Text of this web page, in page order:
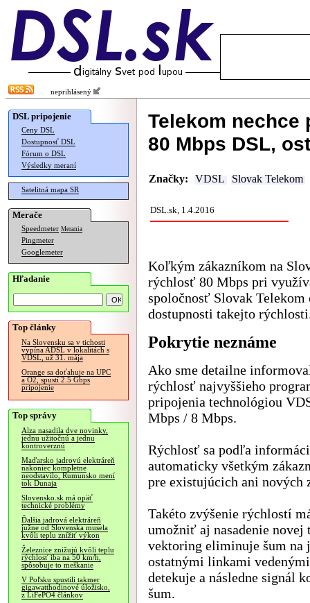
neprihlásený
DSL pripojenie
Ceny DSL
Dostupnosť DSL
Fórum o DSL
Výsledky meraní
Satelitná mapa SR
Merače
Speedmeter Merania
Pingmeter
Googlemeter
Hľadanie
Top články
Na Slovensku sa v tichosti
vypína ADSL v lokalitách s
VDSL, už 31. mája
Orange sa doťahuje na UPC
a O2, spustí 2.5 Gbps
pripojenie
Top správy
Alza nasadila dve novinky,
jednu užitočnú a jednu
kontroverznú
Maďarsko jadrovú elektráreň
nakoniec kompletne
neodstavilo, Rumunsko mení
tok Dunaja
Slovensko.sk má opäť
technické problémy
Ďalšia jadrová elektráreň
južne od Slovenska musela
kvôli teplu znížiť výkon
Železnice znižujú kvôli teplu
rýchlosť iba na 50 km/h,
spôsobuje to meškanie
V Poľsku spustili takmer
gigawatthodinové úložisko,
z LiFePO4 článkov
Telekom
80 Mbps DSL,
Značky: VDSL Slovak Telekom
DSL.sk, 1.4.2016
Koľkým zákazníkom na
rýchlosť 80 Mbps pri
spoločnosť Slovak Telekom
dostupnosti takejto
Pokrytie neznáme
Ako sme detailne
rýchlosť najvyššieho
pripojenia technológiou
Mbps / 8 Mbps.
Rýchlosť sa podľa
automaticky všetkým
pre existujúcich ani nových
Takéto zvýšenie rýchlostí
umožniť aj nasadenie
vektoring eliminuje šum
ostatnými linkami
detekuje a následne signál
šum.